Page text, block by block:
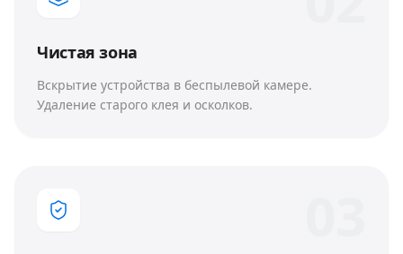
Чистая зона
Вскрытие устройства в беспылевой камере.
Удаление старого клея и осколков.